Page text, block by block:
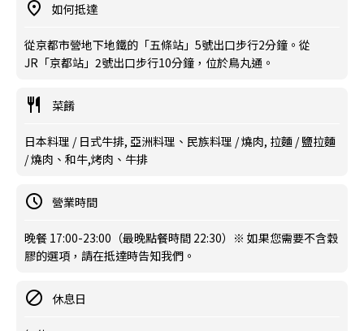
如何抵達
從京都市營地下地鐵的「五條站」5號出口步行2分鐘。從
JR「京都站」2號出口步行10分鐘，位於鳥丸通。
菜餚
日本料理 / 日式牛排, 亞洲料理、民族料理 / 燒肉, 拉麵 / 鹽拉麵
/ 燒肉、和牛,烤肉、牛排
營業時間
晚餐 17:00-23:00（最晚點餐時間 22:30）※ 如果您需要不含穀
膠的選項，請在抵達時告知我們。
休息日